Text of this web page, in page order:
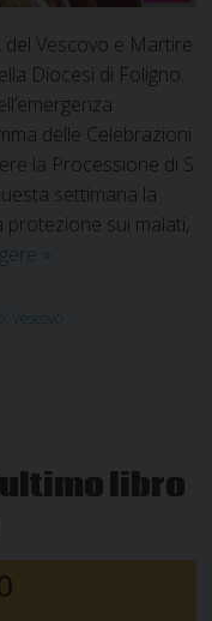
del Vescovo e Martire
Diocesi di Foligno.
delle Celebrazioni
la Processione di S.
settimana la
sui malati,
Feliciano,
della
Foligno
»
Vescovo
libro